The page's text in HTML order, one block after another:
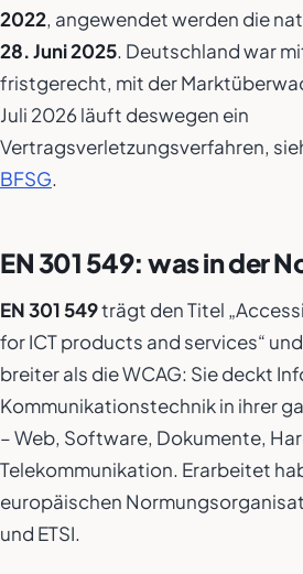
2022, angewendet werden die
28. Juni 2025. Deutschland war
fristgerecht, mit der
Juli 2026 läuft deswegen ein
Vertragsverletzungsverfahren,
BFSG.
EN 301 549: was in der
EN 301 549trägt den Titel
for ICT products and services“
breiter als die WCAG: Sie deckt
Kommunikationstechnik in ihrer
– Web, Software, Dokumente,
Telekommunikation. Erarbeitet
europäischen
und ETSI.